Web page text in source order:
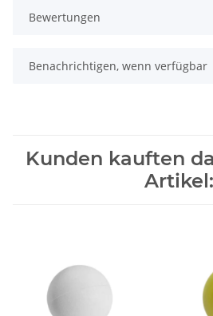
Bewertungen
Benachrichtigen, wenn verfügbar
Kunden kauften
Artikel: